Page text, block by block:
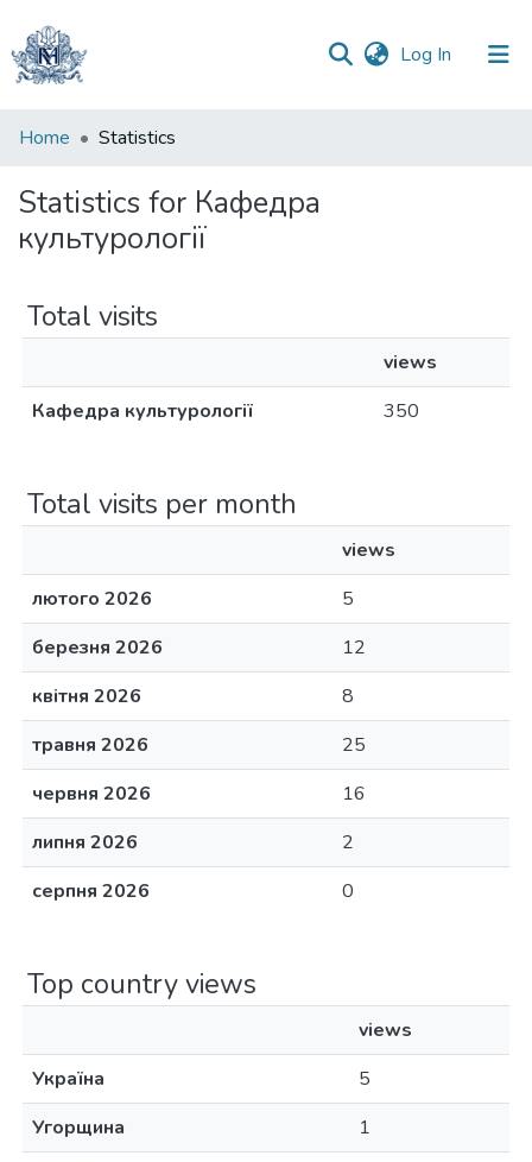
Log In (current)
Communities
Collections
All of DSpace
Home Statistics
Statistics for Кафедра
культурології
Total visits
views
Кафедра культурології
350
Total visits per month
views
лютого 2026
5
березня 2026
12
квітня 2026
8
травня 2026
25
червня 2026
16
липня 2026
2
серпня 2026
0
Top country views
views
Україна
5
Угорщина
1